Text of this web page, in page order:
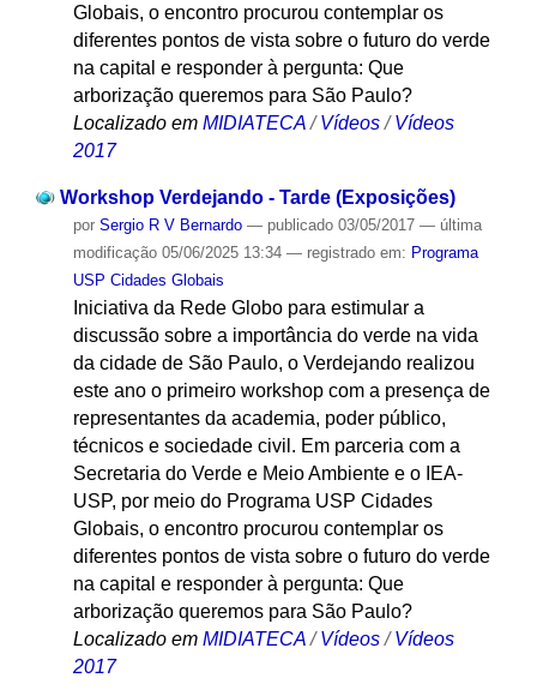
Globais, o encontro procurou contemplar os
diferentes pontos de vista sobre o futuro do verde
na capital e responder à pergunta: Que
arborização queremos para São Paulo?
Localizado em MIDIATECA /Vídeos /Vídeos
2017
Workshop Verdejando - Tarde (Exposições)
por Sergio R V Bernardo — publicado03/05/2017 — última
modificação05/06/2025 13:34 — registrado em: Programa
USP Cidades Globais
Iniciativa da Rede Globo para estimular a
discussão sobre a importância do verde na vida
da cidade de São Paulo, o Verdejando realizou
este ano o primeiro workshop com a presença de
representantes da academia, poder público,
técnicos e sociedade civil. Em parceria com a
Secretaria do Verde e Meio Ambiente e o IEA-
USP, por meio do Programa USP Cidades
Globais, o encontro procurou contemplar os
diferentes pontos de vista sobre o futuro do verde
na capital e responder à pergunta: Que
arborização queremos para São Paulo?
Localizado em MIDIATECA /Vídeos /Vídeos
2017